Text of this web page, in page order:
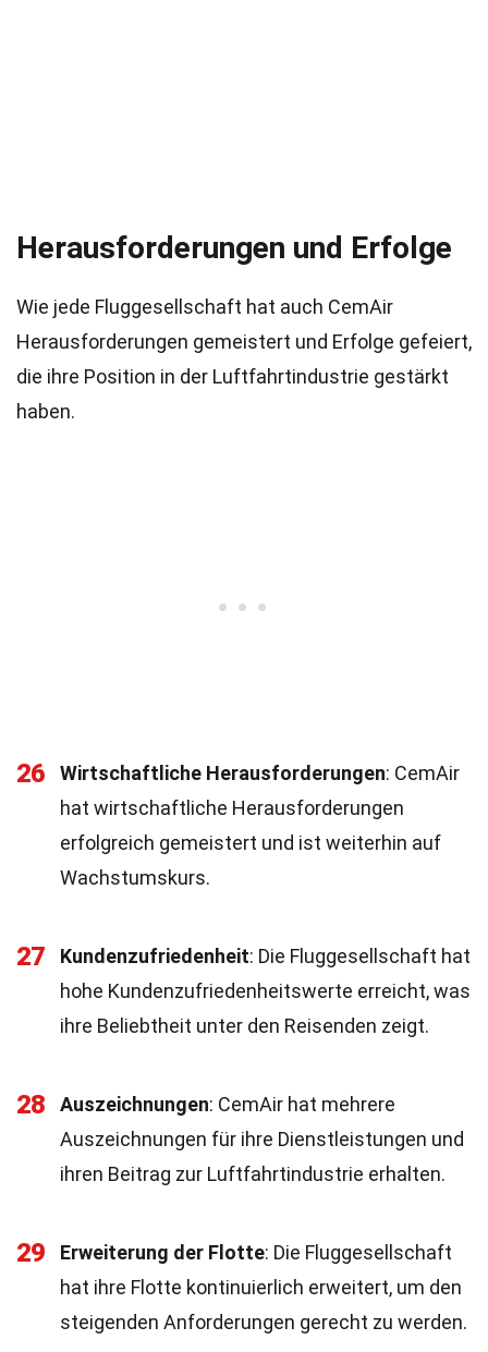
Herausforderungen und Erfolge
Wie jede Fluggesellschaft hat auch CemAir
Herausforderungen gemeistert und Erfolge gefeiert,
die ihre Position in der Luftfahrtindustrie gestärkt
haben.
26 Wirtschaftliche Herausforderungen: CemAir
hat wirtschaftliche Herausforderungen
erfolgreich gemeistert und ist weiterhin auf
Wachstumskurs.
27 Kundenzufriedenheit: Die Fluggesellschaft hat
hohe Kundenzufriedenheitswerte erreicht, was
ihre Beliebtheit unter den Reisenden zeigt.
28 Auszeichnungen: CemAir hat mehrere
Auszeichnungen für ihre Dienstleistungen und
ihren Beitrag zur Luftfahrtindustrie erhalten.
29 Erweiterung der Flotte: Die Fluggesellschaft
hat ihre Flotte kontinuierlich erweitert, um den
steigenden Anforderungen gerecht zu werden.